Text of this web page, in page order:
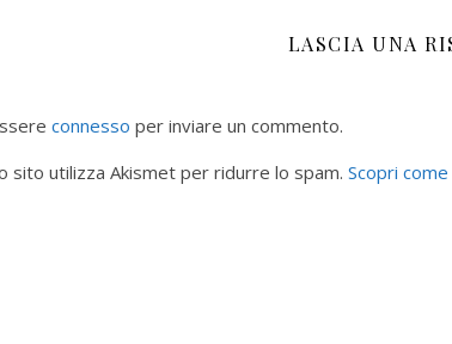
LASCIA UNA
connesso per inviare un commento.
sito utilizza Akismet per ridurre lo spam. Scopri